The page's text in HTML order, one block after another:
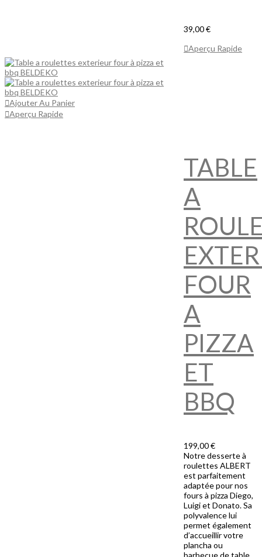
39,00 €
Aperçu Rapide
Ajouter Au Panier
Aperçu Rapide
TABLE
A
FOUR
A
PIZZA
ET
BBQ
199,00 €
Notre desserte à
roulettes ALBERT
est parfaitement
adaptée pour nos
fours à pizza Diego,
Luigi et Donato. Sa
polyvalence lui
permet également
d’accueillir votre
plancha ou
barbecue de table.